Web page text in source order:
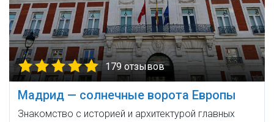
179 отзывов
Мадрид — солнечные ворота Европы
Знакомство с историей и архитектурой главных